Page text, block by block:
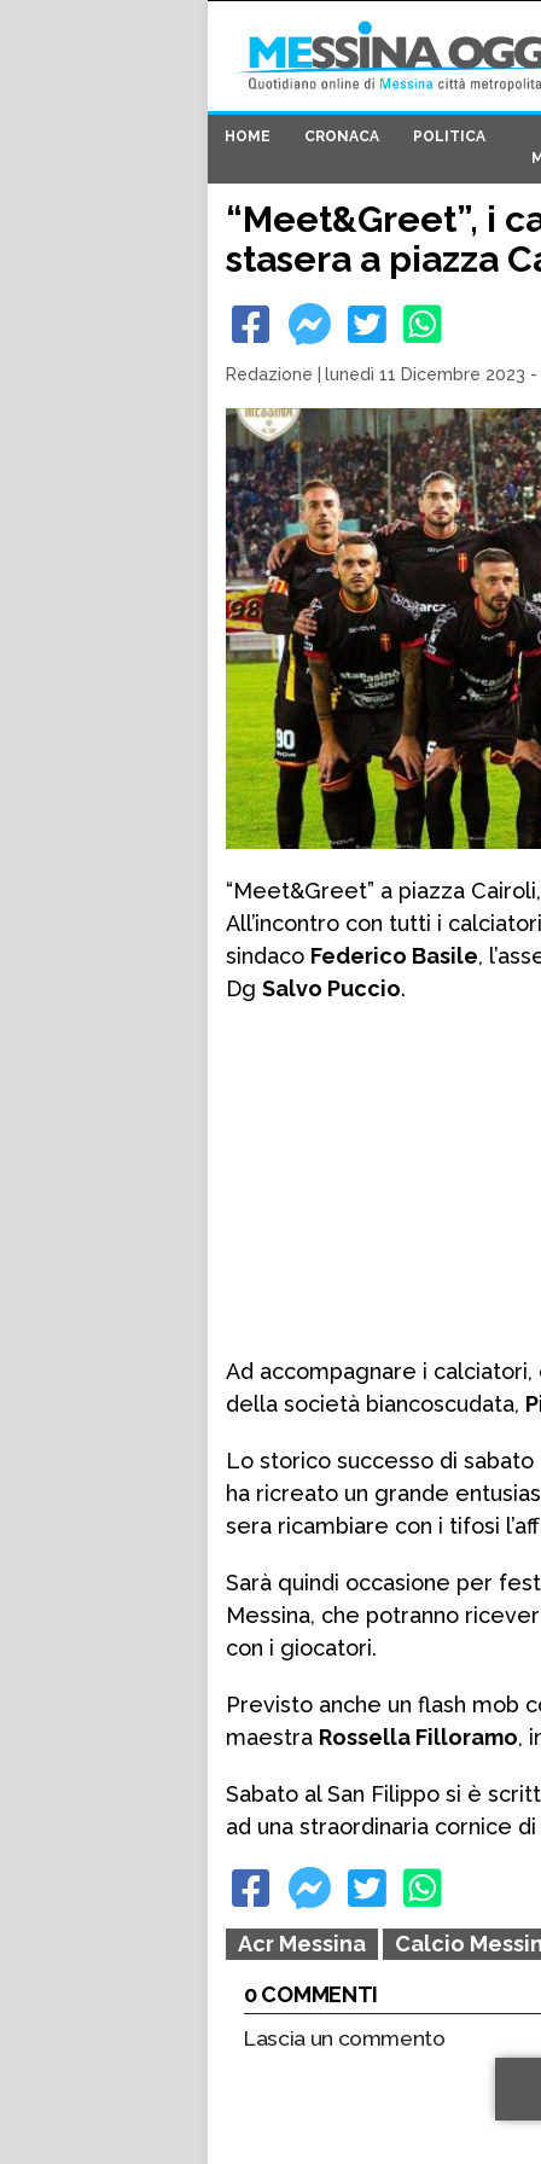
HOME CRONACA
POLITICA
“Meet&Greet”, i
stasera a piazza
Redazione lunedì 11 Dicembre 2023 -
“Meet&Greet” a piazza
All’incontro con tutti i
sindaco Federico Basile,
Dg Salvo Puccio.
Ad accompagnare i
della società biancoscudata,
Lo storico successo di
ha ricreato un grande
sera ricambiare con i tifosi
Sarà quindi occasione per
Messina, che potranno
con i giocatori.
Previsto anche un flash mob
maestra Rossella Filloramo,
Sabato al San Filippo si è
ad una straordinaria cornice
Acr Messina
Calcio
0 COMMENTI
Lascia un commento